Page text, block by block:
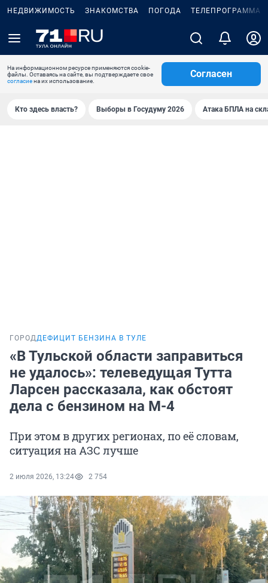
НЕДВИЖИМОСТЬ ЗНАКОМСТВА ПОГОДА ТЕЛЕПРОГРАММА
На информационном ресурсе применяются cookie-
файлы. Оставаясь на сайте, вы подтверждаете свое
согласиена их использование.
Согласен
Кто здесь власть? Выборы в Госудуму 2026 Атака БПЛА на
ГОРОДДЕФИЦИТ БЕНЗИНА В ТУЛЕ
«В Тульской области заправиться
не удалось»: телеведущая Тутта
Ларсен рассказала, как обстоят
дела с бензином на М-4
При этом в других регионах, по её словам,
ситуация на АЗС лучше
2 июля 2026, 13:24 2 754